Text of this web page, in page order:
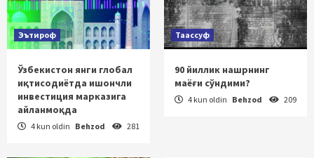
Эътироф
Ўзбекистон янги глобал
иқтисодиётда ишончли
инвестиция марказига
айланмоқда
4 kun oldin Behzod 281
Таассуф
90 йиллик нашрнинг
маёғи сўндими?
4 kun oldin Behzod 209